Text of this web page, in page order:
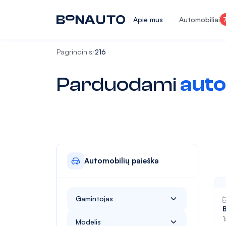
Apie mus Automobiliai
Pagrindinis/216
Parduodami
Automobilių paieška
Gamintojas
Alfa Romeo
Modelis